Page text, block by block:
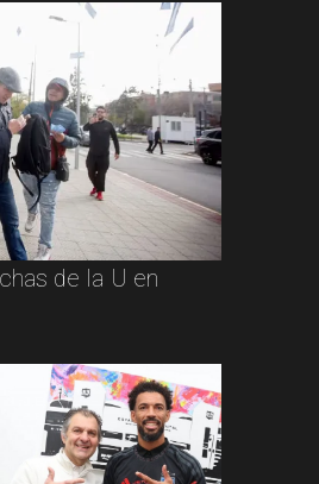
de la U en